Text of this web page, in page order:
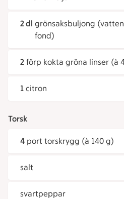
2 dl grönsaksbuljong
fond)
2 förp kokta gröna linser (à
1 citron
Torsk
4 port torskrygg (à 140 g)
salt
svartpeppar